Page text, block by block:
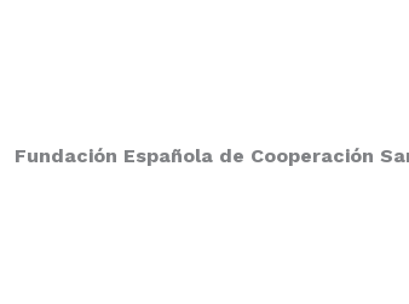
Fundación Española de Cooperación